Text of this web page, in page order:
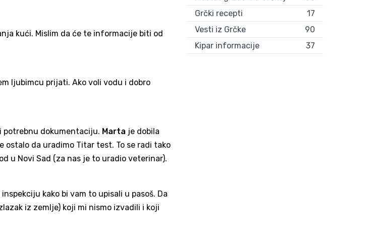
kući. Mislim da će te informacije biti od
ljubimcu prijati. Ako voli vodu i dobro
potrebnu dokumentaciju. Marta je dobila
ostalo da uradimo Titar test. To se radi tako
u Novi Sad (za nas je to uradio veterinar).
kako bi vam to upisali u pasoš. Da
iz zemlje) koji mi nismo izvadili i koji
Grčki recepti
17
Vesti iz Grčke
90
Kipar informacije
37